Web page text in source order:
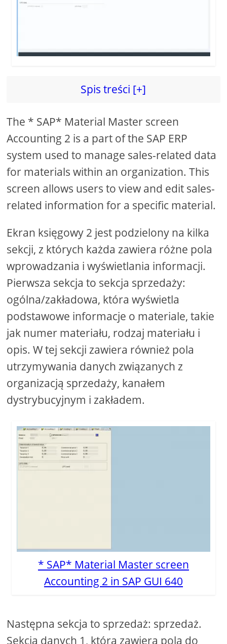
Spis treści [+]
The * SAP* Material Master screen
Accounting 2 is a part of the SAP ERP
system used to manage sales-related data
for materials within an organization. This
screen allows users to view and edit sales-
related information for a specific material.
Ekran księgowy 2 jest podzielony na kilka
sekcji, z których każda zawiera różne pola
wprowadzania i wyświetlania informacji.
Pierwsza sekcja to sekcja sprzedaży:
ogólna/zakładowa, która wyświetla
podstawowe informacje o materiale, takie
jak numer materiału, rodzaj materiału i
opis. W tej sekcji zawiera również pola
utrzymywania danych związanych z
organizacją sprzedaży, kanałem
dystrybucyjnym i zakładem.
* SAP* Material Master screen
Accounting 2 in SAP GUI 640
Następna sekcja to sprzedaż: sprzedaż.
Sekcja danych 1, która zawiera pola do